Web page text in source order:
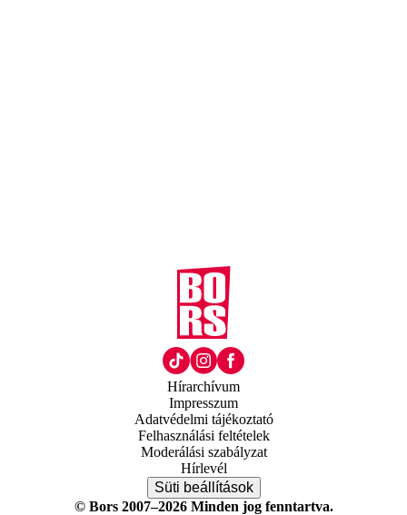
Hírarchívum
Impresszum
Adatvédelmi tájékoztató
Felhasználási feltételek
Moderálási szabályzat
Hírlevél
Süti beállítások
© Bors 2007–2026 Minden jog fenntartva.